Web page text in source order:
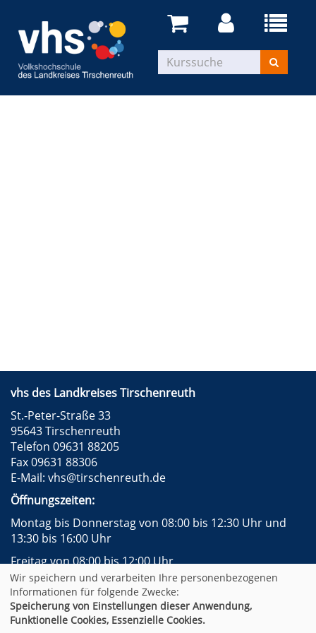
vhs des Landkreises Tirschenreuth
St.-Peter-Straße 33
95643 Tirschenreuth
Telefon 09631 88205
Fax 09631 88306
E-Mail: vhs@tirschenreuth.de
Öffnungszeiten:
Montag bis Donnerstag von 08:00 bis 12:30 Uhr und
13:30 bis 16:00 Uhr
Freitag von 08:00 bis 12:00 Uhr
Facebook
Instagram
Impressum
AGB
Datenschutzerklärung
Widerrufsformular
Newsletter
Sitemap
Wir speichern und verarbeiten Ihre personenbezogenen
Informationen für folgende Zwecke:
Speicherung von Einstellungen dieser Anwendung,
Funktionelle Cookies, Essenzielle Cookies.